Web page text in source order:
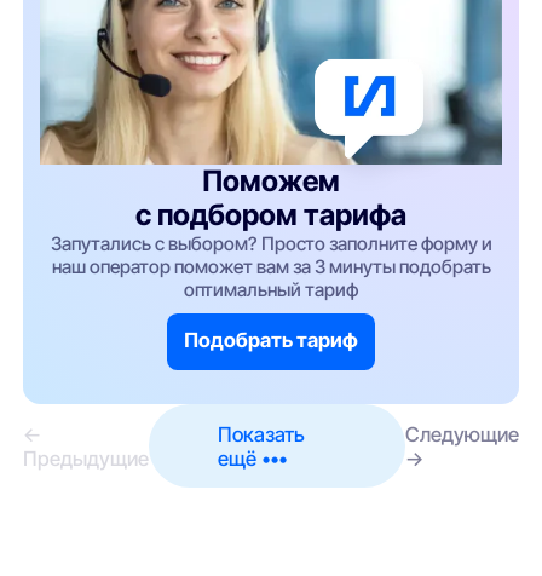
Поможем
с подбором тарифа
Запутались с выбором? Просто заполните форму и
наш оператор поможет вам за 3 минуты подобрать
оптимальный тариф
Подобрать тариф
←
Предыдущие
Показать
ещё •••
Следующие
→